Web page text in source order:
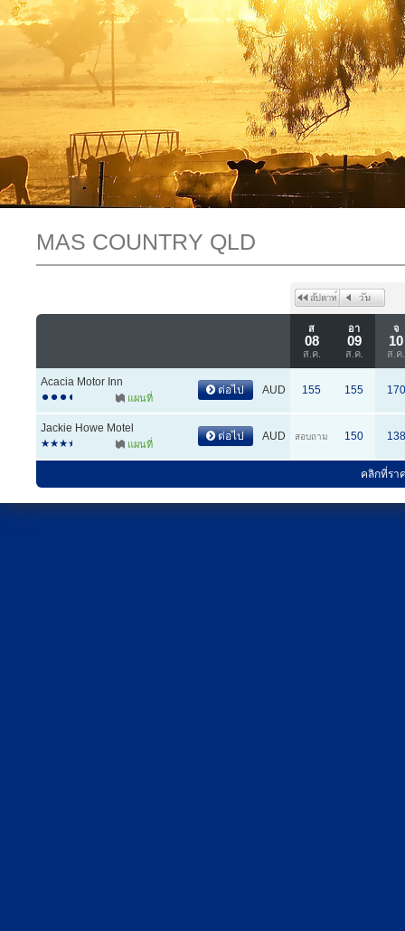
MAS COUNTRY QLD
ส
08
ส.ค.
อา
09
ส.ค.
จ
10
ส.ค.
Acacia Motor Inn
แผนที่
ต่อไป AUD 155 155 170
Jackie Howe Motel
แผนที่
ต่อไป AUD สอบถาม 150 138
คลิกที่รา